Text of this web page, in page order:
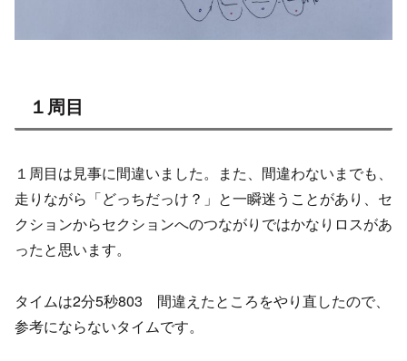
１周目
１周目は見事に間違いました。また、間違わないまでも、
走りながら「どっちだっけ？」と一瞬迷うことがあり、セ
クションからセクションへのつながりではかなりロスがあ
ったと思います。
タイムは2分5秒803 間違えたところをやり直したので、
参考にならないタイムです。